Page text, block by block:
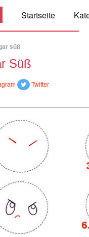
Startseite
süß
Süß
Twitter